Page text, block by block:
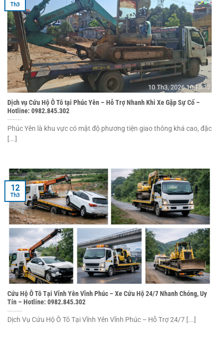
Dịch vụ Cứu Hộ Ô Tô tại Phúc Yên – Hỗ Trợ Nhanh Khi Xe Gặp Sự Cố –
Hotline: 0982.845.302
Phúc Yên là khu vực có mật độ phương tiện giao thông khá cao, đặc
[...]
Th3
Cứu Hộ Ô Tô Tại Vĩnh Yên Vĩnh Phúc – Xe Cứu Hộ 24/7 Nhanh Chóng, Uy
Tín – Hotline: 0982.845.302
Dịch Vụ Cứu Hộ Ô Tô Tại Vĩnh Yên Vĩnh Phúc – Hỗ Trợ 24/7 [...]
12
Th3